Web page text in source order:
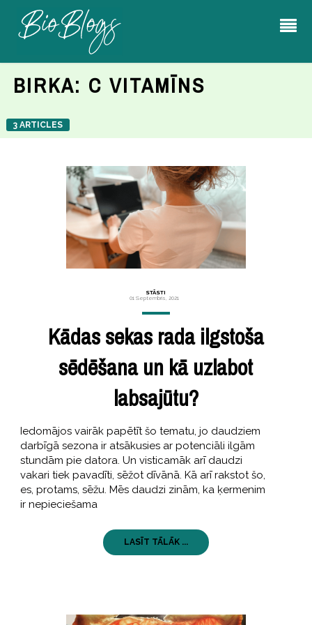
BIRKA: C VITAMĪNS
3 ARTICLES
STĀSTI
01 Septembris, 2021
Kādas sekas rada ilgstoša
sēdēšana un kā uzlabot
labsajūtu?
Iedomājos vairāk papētīt šo tematu, jo daudziem
darbīgā sezona ir atsākusies ar potenciāli ilgām
stundām pie datora. Un visticamāk arī daudzi
vakari tiek pavadīti, sēžot dīvānā. Kā arī rakstot šo,
es, protams, sēžu. Mēs daudzi zinām, ka ķermenim
ir nepieciešama
LASĪT TĀLĀK ...